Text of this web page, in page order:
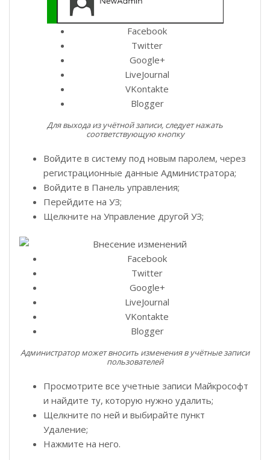
Facebook
Twitter
Google+
LiveJournal
VKontakte
Blogger
Для выхода из учётной записи, следует нажать
соответствующую кнопку
Войдите в систему под новым паролем, через
регистрационные данные Администратора;
Войдите в Панель управления;
Перейдите на УЗ;
Щелкните на Управление другой УЗ;
Facebook
Twitter
Google+
LiveJournal
VKontakte
Blogger
Администратор может вносить изменения в учётные записи
пользователей
Просмотрите все учетные записи Майкрософт
и найдите ту, которую нужно удалить;
Щелкните по ней и выбирайте пункт
Удаление;
Нажмите на него.